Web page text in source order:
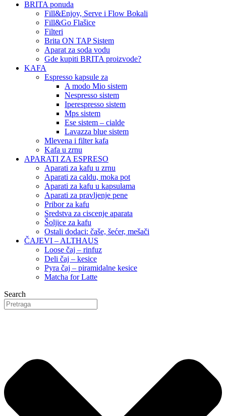
BRITA ponuda
Fill&Enjoy, Serve i Flow Bokali
Fill&Go Flašice
Filteri
Brita ON TAP Sistem
Aparat za soda vodu
Gde kupiti BRITA proizvode?
KAFA
Espresso kapsule za
A modo Mio sistem
Nespresso sistem
Iperespresso sistem
Mps sistem
Ese sistem – cialde
Lavazza blue sistem
Mlevena i filter kafa
Kafa u zrnu
APARATI ZA ESPRESO
Aparati za kafu u zrnu
Aparati za caldu, moka pot
Aparati za kafu u kapsulama
Aparati za pravljenje pene
Pribor za kafu
Sredstva za ciscenje aparata
Šoljice za kafu
Ostali dodaci: čaše, šećer, mešači
ČAJEVI – ALTHAUS
Loose čaj – rinfuz
Deli čaj – kesice
Pyra čaj – piramidalne kesice
Matcha for Latte
Search